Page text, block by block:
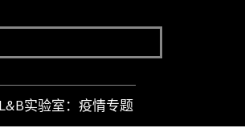
L&B实验室：疫情专题